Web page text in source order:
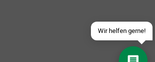
Wir helfen gerne!
Schick uns eine eMail